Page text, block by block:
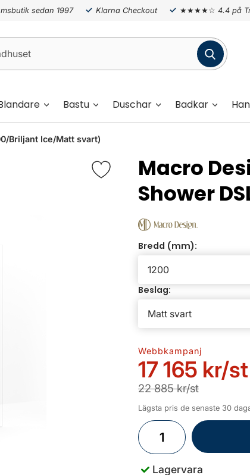
sedan 1997 Klarna Checkout ★★★★☆ 4.4 på
Bastu Duschar Badkar
Briljant Ice/Matt svart)
Macro
Shower
Bredd (mm):
Beslag:
Webbkampanj
17 165 kr/st
22 885 kr/st
Lägsta pris de senaste 30
Lagervara